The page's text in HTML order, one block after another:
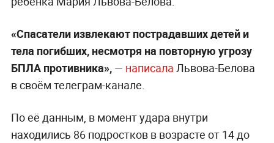
«Спасатели извлекают пострадавших детей и
тела погибших, несмотря на повторную угрозу
БПЛА противника», — написала Львова-Белова
в своём телеграм-канале.
По её данным, в момент удара внутри
находились 86 подростков в возрасте от 14 до